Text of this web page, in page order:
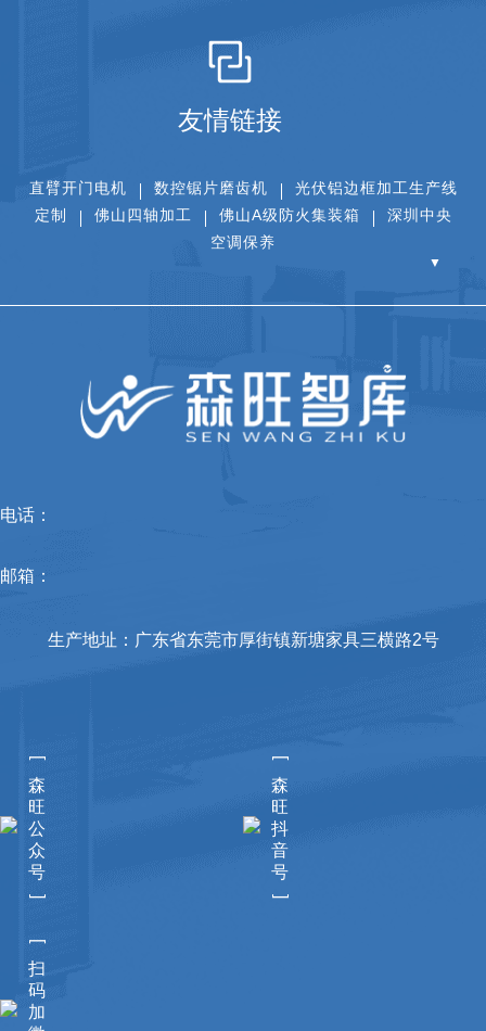
友情链接
直臂开门电机 数控锯片磨齿机
光伏铝边框加工生产线
定制
佛山四轴加工 佛山A级防火集装箱
深圳中央
空调保养
▼
电话：
邮箱：
生产地址：广东省东莞市厚街镇新塘家具三横路2号
[
森
旺
公
众
号
]
[
森
旺
抖
音
号
]
[
扫
码
加